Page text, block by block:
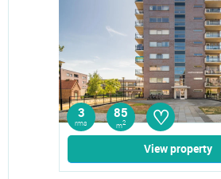
3
rms
85
m2 ♡
View property